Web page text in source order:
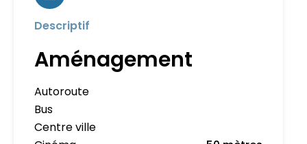
Descriptif
Aménagement
Autoroute
Bus
Centre ville